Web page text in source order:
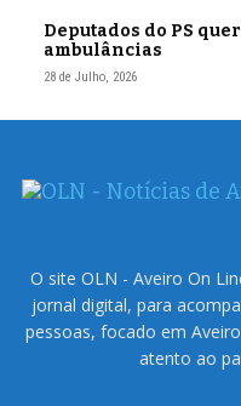
Deputados do PS
ambulâncias
28 de Julho, 2026
O site OLN - Aveiro On
jornal digital, para
pessoas, focado em
atento ao